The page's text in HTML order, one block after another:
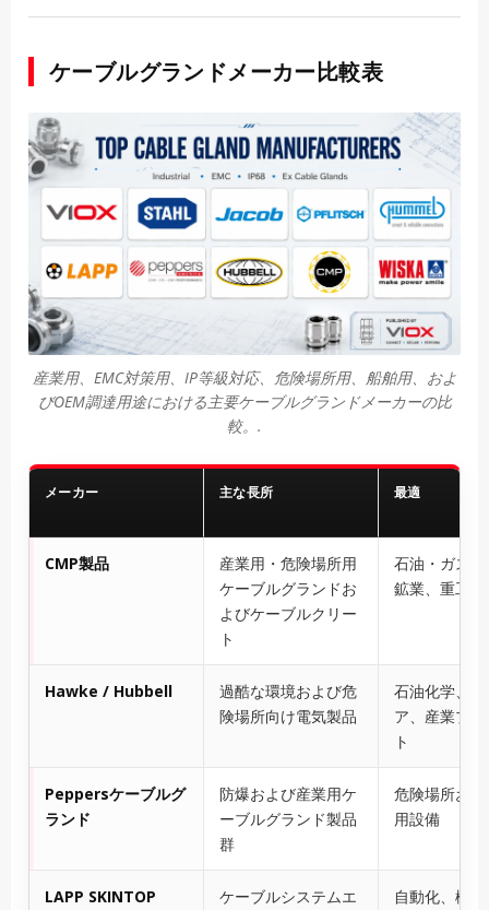
ケーブルグランドメーカー比較表
産業用、EMC対策用、IP等級対応、危険場所用、船舶用、およ
びOEM調達用途における主要ケーブルグランドメーカーの比
較。.
メーカー 主な長所 最適
CMP製品
産業用・危険場所用
ケーブルグランドお
よびケーブルクリー
ト
石油・ガス
鉱業、重工業
Hawke / Hubbell
過酷な環境および危
険場所向け電気製品
石油化学、
ア、産業プ
ト
Peppersケーブルグ
ランド
防爆および産業用ケ
ーブルグランド製品
群
危険場所お
用設備
LAPP SKINTOP
ケーブルシステムエ
自動化、機